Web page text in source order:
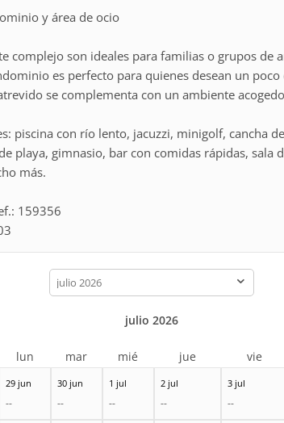
y área de ocio
complejo son ideales para familias o grupos de
es perfecto para quienes desean un
se complementa con un ambiente
piscina con río lento, jacuzzi, minigolf, cancha
playa, gimnasio, bar con comidas rápidas, sala
más.
159356
calendar-
month
29 jun
--
30 jun
--
1 jul
--
2 jul
--
3 jul
--
julio 2026
lun mar mié jue vie